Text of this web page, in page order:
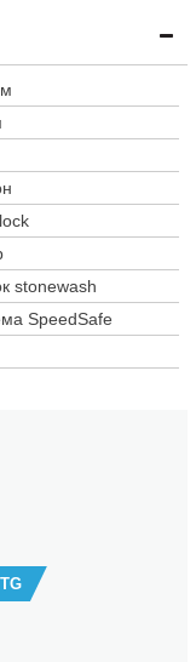
stonewash
SpeedSafe
TG